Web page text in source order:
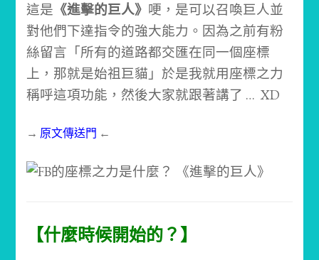
這是 《進擊的巨人》 哽，是可以召喚巨人並
對他們下達指令的強大能力。因為之前有粉
絲留言「所有的道路都交匯在同一個座標
上，那就是始祖巨貓」於是我就用座標之力
稱呼這項功能，然後大家就跟著講了 … XD
→原文傳送門 ←
【什麼時候開始的？】